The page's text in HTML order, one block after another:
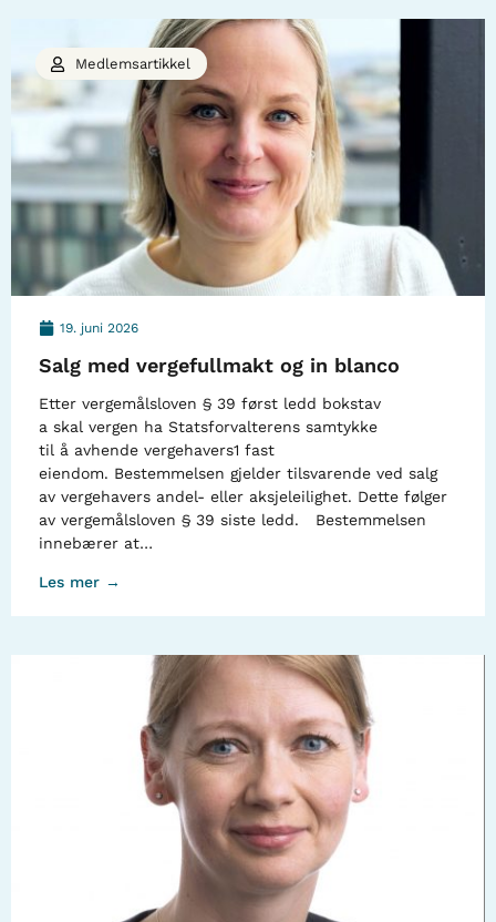
19. juni 2026
Salg med vergefullmakt og in blanco
Etter vergemålsloven § 39 først ledd bokstav
a skal vergen ha Statsforvalterens samtykke
til å avhende vergehavers1 fast
eiendom. Bestemmelsen gjelder tilsvarende ved salg
av vergehavers andel- eller aksjeleilighet. Dette følger
av vergemålsloven § 39 siste ledd. Bestemmelsen
innebærer at…
Les mer →
Medlemsartikkel